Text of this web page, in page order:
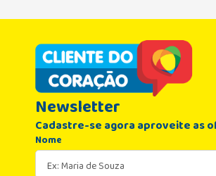
Newsletter
Cadastre-se agora aproveite as
Nome